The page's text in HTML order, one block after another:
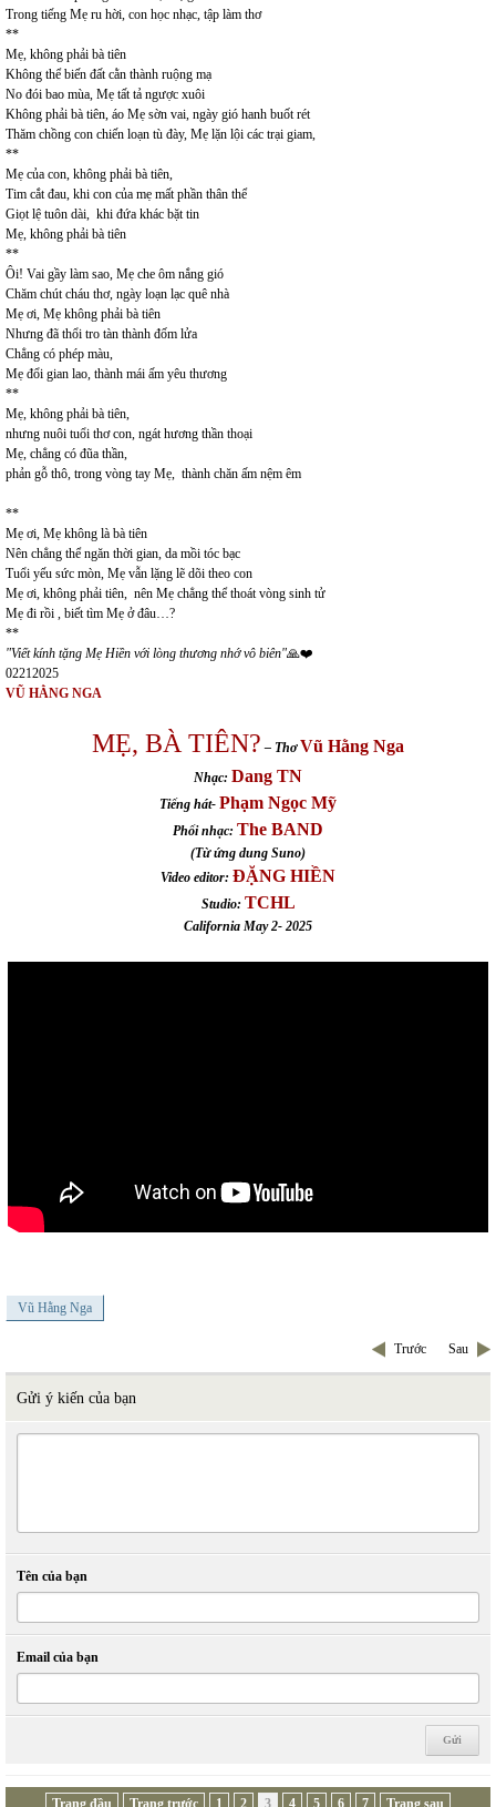
Trong tiếng Mẹ ru hời, con học nhạc, tập làm thơ
**
Mẹ, không phải bà tiên
Không thể biến đất cằn thành ruộng mạ
No đói bao mùa, Mẹ tất tả ngược xuôi
Không phải bà tiên, áo Mẹ sờn vai, ngày gió hanh buốt rét
Thăm chồng con chiến loạn tù đày, Mẹ lặn lội các trại giam,
**
Mẹ của con, không phải bà tiên,
Tim cắt đau, khi con của mẹ mất phần thân thể
Giọt lệ tuôn dài, khi đứa khác bặt tin
Mẹ, không phải bà tiên
**
Ôi! Vai gầy làm sao, Mẹ che ôm nắng gió
Chăm chút cháu thơ, ngày loạn lạc quê nhà
Mẹ ơi, Mẹ không phải bà tiên
Nhưng đã thổi tro tàn thành đốm lửa
Chẳng có phép màu,
Mẹ đổi gian lao, thành mái ấm yêu thương
**
Mẹ, không phải bà tiên,
nhưng nuôi tuổi thơ con, ngát hương thần thoại
Mẹ, chẳng có đũa thần,
phản gỗ thô, trong vòng tay Mẹ, thành chăn ấm nệm êm
**
Mẹ ơi, Mẹ không là bà tiên
Nên chẳng thể ngăn thời gian, da mồi tóc bạc
Tuổi yếu sức mòn, Mẹ vẫn lặng lẽ dõi theo con
Mẹ ơi, không phải tiên, nên Mẹ chẳng thể thoát vòng sinh tử
Mẹ đi rồi , biết tìm Mẹ ở đâu…?
**
"Viết kính tặng Mẹ Hiền với lòng thương nhớ vô biên"🙏❤️
02212025
VŨ HẰNG NGA
MẸ, BÀ TIÊN? – Thơ Vũ Hằng Nga
Nhạc: Dang TN
Tiếng hát- Phạm Ngọc Mỹ
Phối nhạc: The BAND
(Từ ứng dung Suno)
Video editor: ĐẶNG HIỀN
Studio: TCHL
California May 2- 2025
Vũ Hằng Nga
Trước Sau
Gửi ý kiến của bạn
Tên của bạn
Email của bạn
Trang đầu Trang trước 1 2 3 4 5 6 7 Trang sau